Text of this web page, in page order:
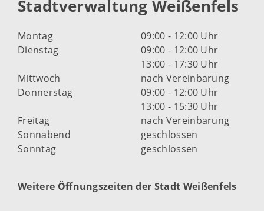
Stadtverwaltung Weißenfels
Montag
09:00 - 12:00 Uhr
Dienstag
09:00 - 12:00 Uhr
13:00 - 17:30 Uhr
Mittwoch
nach Vereinbarung
Donnerstag
09:00 - 12:00 Uhr
13:00 - 15:30 Uhr
Freitag
nach Vereinbarung
Sonnabend
geschlossen
Sonntag
geschlossen
Weitere Öffnungszeiten der Stadt Weißenfels